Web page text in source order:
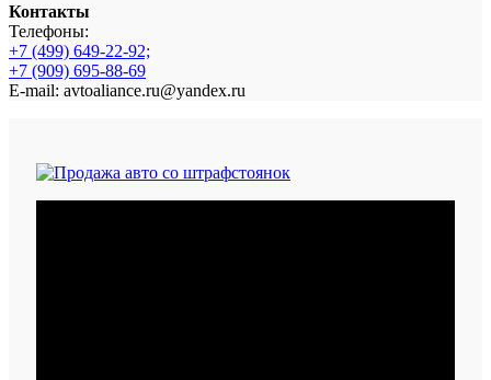
Контакты
Телефоны:
+7 (499) 649-22-92;
+7 (909) 695-88-69
E-mail: avtoaliance.ru@yandex.ru